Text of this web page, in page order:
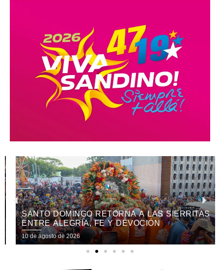
SANTO DOMINGO RETORNA A LAS SIERRITAS
ENTRE ALEGRÍA, FE Y DEVOCIÓN
10 de agosto de 2026